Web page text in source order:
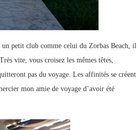
un petit club comme celui du Zorbas Beach, il
vite, vous croisez les mêmes têtes,
pas du voyage. Les affinités se créent
mon amie de voyage d’avoir été